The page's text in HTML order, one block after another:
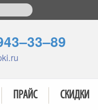
ПРАЙС СКИДКИ